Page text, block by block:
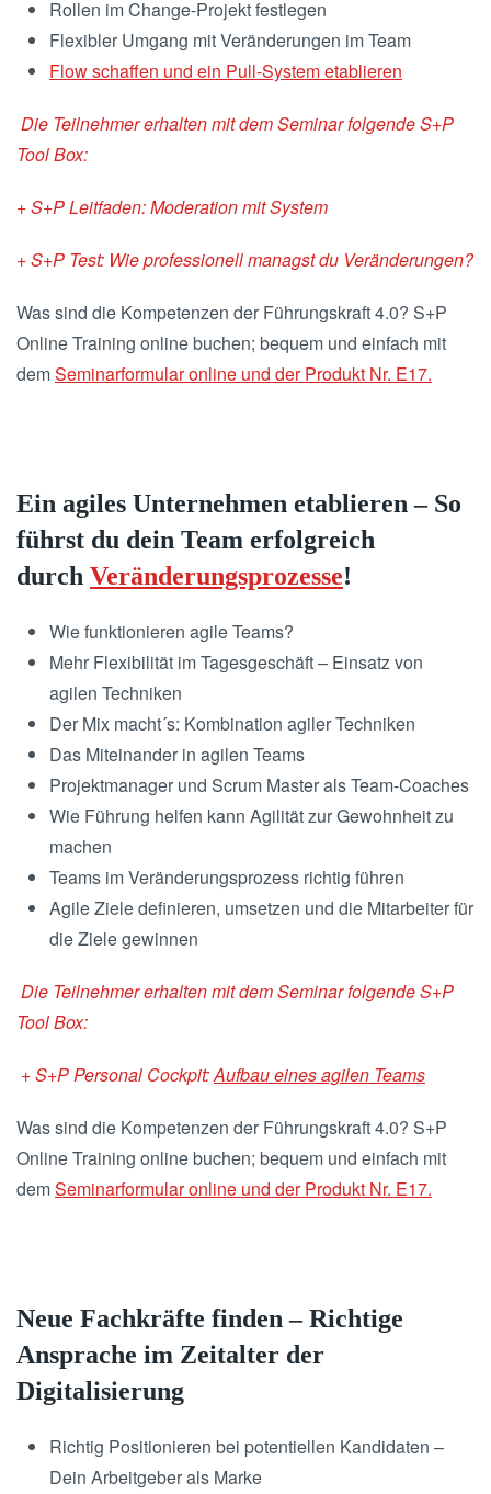
Rollen im Change-Projekt festlegen
Flexibler Umgang mit Veränderungen im Team
Flow schaffen und ein Pull-System etablieren
Die Teilnehmer erhalten mit dem Seminar folgende S+P
Tool Box:
+ S+P Leitfaden: Moderation mit System
+ S+P Test: Wie professionell managst du Veränderungen?
Was sind die Kompetenzen der Führungskraft 4.0? S+P
Online Training online buchen; bequem und einfach mit
demSeminarformular online und der Produkt Nr. E17.
Ein agiles Unternehmen etablieren – So
führst du dein Team erfolgreich
durch Veränderungsprozesse!
Wie funktionieren agile Teams?
Mehr Flexibilität im Tagesgeschäft – Einsatz von
agilen Techniken
Der Mix macht´s: Kombination agiler Techniken
Das Miteinander in agilen Teams
Projektmanager und Scrum Master als Team-Coaches
Wie Führung helfen kann Agilität zur Gewohnheit zu
machen
Teams im Veränderungsprozess richtig führen
Agile Ziele definieren, umsetzen und die Mitarbeiter für
die Ziele gewinnen
Die Teilnehmer erhalten mit dem Seminar folgende S+P
Tool Box:
+ S+P Personal Cockpit:Aufbau eines agilen Teams
Was sind die Kompetenzen der Führungskraft 4.0? S+P
Online Training online buchen; bequem und einfach mit
demSeminarformular online und der Produkt Nr. E17.
Neue Fachkräfte finden – Richtige
Ansprache im Zeitalter der
Digitalisierung
Richtig Positionieren bei potentiellen Kandidaten –
Dein Arbeitgeber als Marke